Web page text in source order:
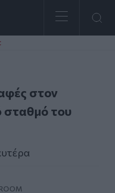
στον
σταθμό του